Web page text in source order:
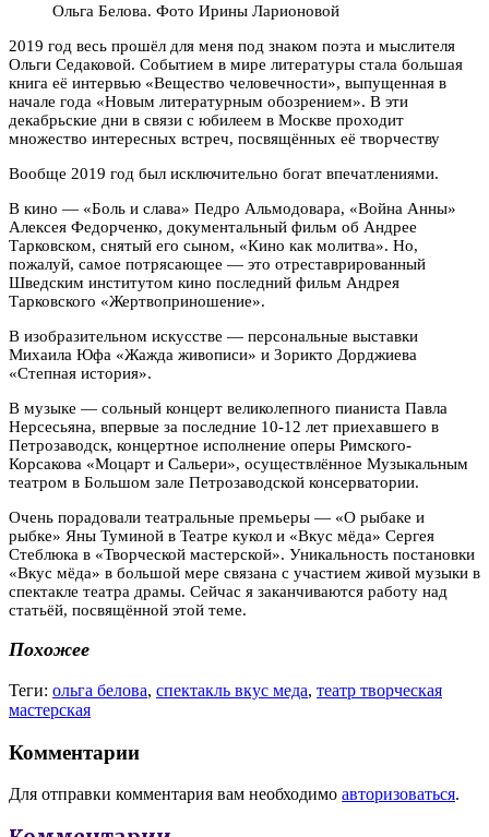
Ольга Белова. Фото Ирины Ларионовой
2019 год весь прошёл для меня под знаком поэта и мыслителя
Ольги Седаковой. Событием в мире литературы стала большая
книга её интервью «Вещество человечности», выпущенная в
начале года «Новым литературным обозрением». В эти
декабрьские дни в связи с юбилеем в Москве проходит
множество интересных встреч, посвящённых её творчеству
Вообще 2019 год был исключительно богат впечатлениями.
В кино — «Боль и слава» Педро Альмодовара, «Война Анны»
Алексея Федорченко, документальный фильм об Андрее
Тарковском, снятый его сыном, «Кино как молитва». Но,
пожалуй, самое потрясающее — это отреставрированный
Шведским институтом кино последний фильм Андрея
Тарковского «Жертвоприношение».
В изобразительном искусстве — персональные выставки
Михаила Юфа «Жажда живописи» и Зорикто Дорджиева
«Степная история».
В музыке — сольный концерт великолепного пианиста Павла
Нерсесьяна, впервые за последние 10-12 лет приехавшего в
Петрозаводск, концертное исполнение оперы Римского-
Корсакова «Моцарт и Сальери», осуществлённое Музыкальным
театром в Большом зале Петрозаводской консерватории.
Очень порадовали театральные премьеры — «О рыбаке и
рыбке» Яны Туминой в Театре кукол и «Вкус мёда» Сергея
Стеблюка в «Творческой мастерской». Уникальность постановки
«Вкус мёда» в большой мере связана с участием живой музыки в
спектакле театра драмы. Сейчас я заканчиваются работу над
статьёй, посвящённой этой теме.
Похожее
Теги: ольга белова, спектакль вкус меда, театр творческая
мастерская
Комментарии
Для отправки комментария вам необходимо авторизоваться.